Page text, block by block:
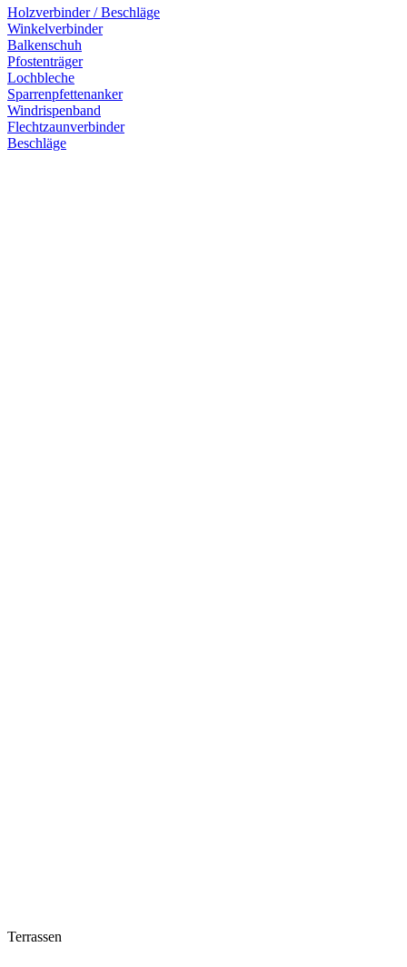
Holzverbinder / Beschläge
Winkelverbinder
Balkenschuh
Pfostenträger
Lochbleche
Sparrenpfettenanker
Windrispenband
Flechtzaunverbinder
Beschläge
Terrassen